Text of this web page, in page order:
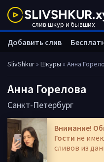
SlivShkur» Шкуры » Анна
Анна Горелова
Санкт-Петербург
Внимание!
Гости не
сливов из
Добавить слив